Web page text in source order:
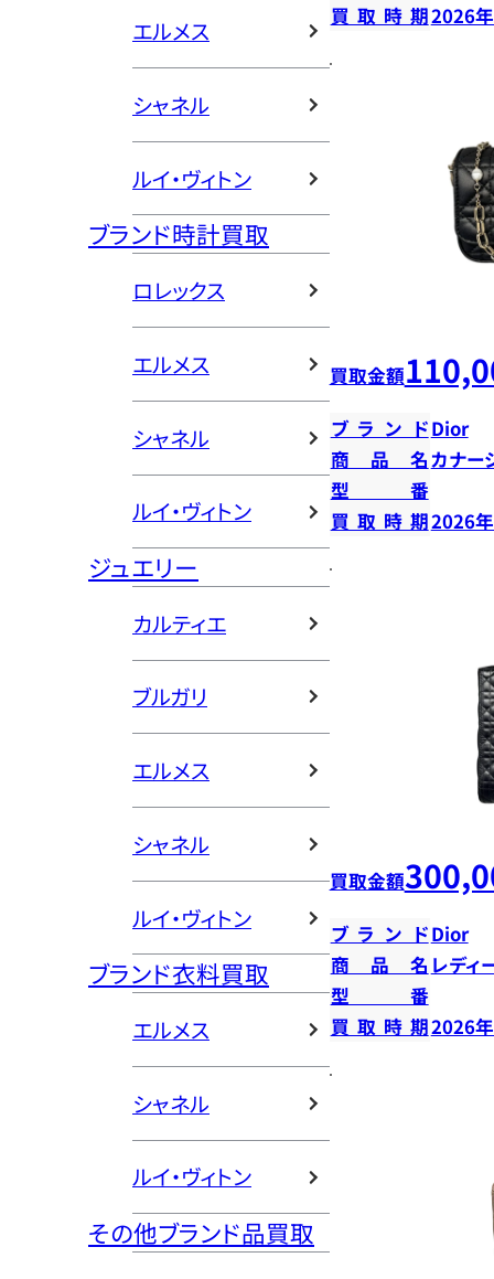
エルメス
シャネル
ルイ・ヴィトン
ブランド時計買取
ロレックス
エルメス
シャネル
ルイ・ヴィトン
ジュエリー
カルティエ
ブルガリ
エルメス
シャネル
ルイ・ヴィトン
ブランド衣料買取
エルメス
シャネル
ルイ・ヴィトン
その他ブランド品買取
買取時期2026
買取金額
ブランドDior
商品名カナー
型番
買取時期2026
買取金額
ブランドDior
商品名 レディ
型番
買取時期2026